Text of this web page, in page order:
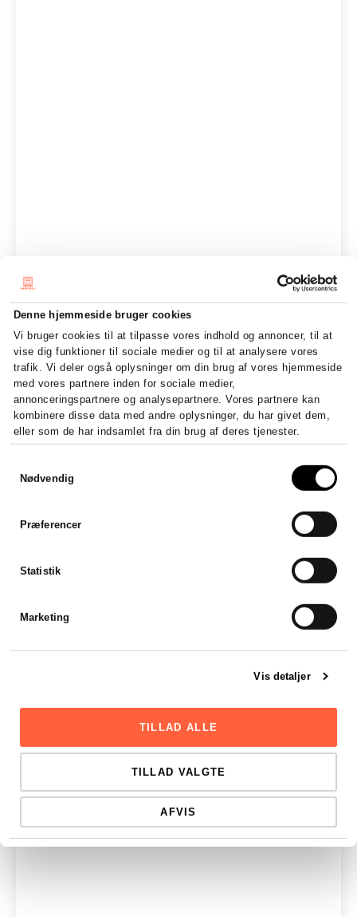
Denne hjemmeside bruger cookies
Vi bruger cookies til at tilpasse vores indhold og annoncer, til at
vise dig funktioner til sociale medier og til at analysere vores
trafik. Vi deler også oplysninger om din brug af vores hjemmeside
med vores partnere inden for sociale medier,
annonceringspartnere og analysepartnere. Vores partnere kan
kombinere disse data med andre oplysninger, du har givet dem,
eller som de har indsamlet fra din brug af deres tjenester.
Nødvendig
Præferencer
Statistik
Marketing
Vis detaljer
TILLAD ALLE
TILLAD VALGTE
AFVIS